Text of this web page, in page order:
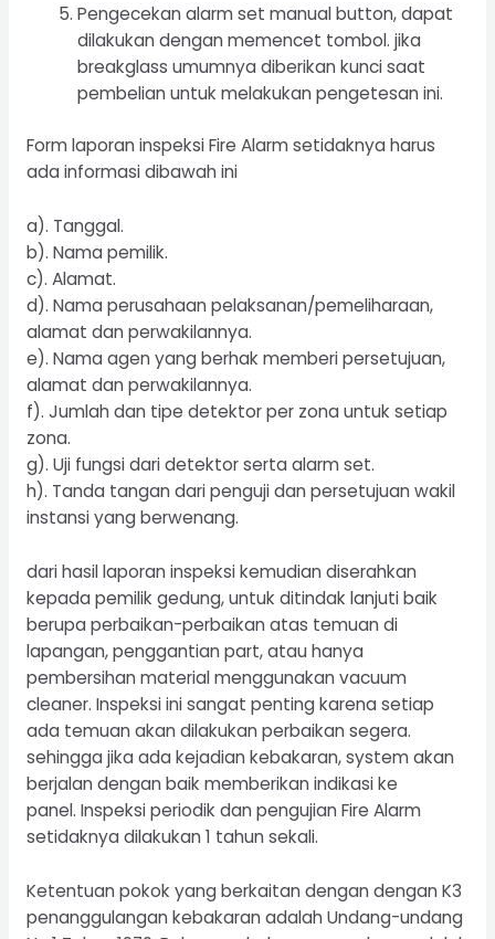
Pengecekan alarm set manual button, dapat
dilakukan dengan memencet tombol. jika
breakglass umumnya diberikan kunci saat
pembelian untuk melakukan pengetesan ini.
Form laporan inspeksi Fire Alarm setidaknya harus
ada informasi dibawah ini
a). Tanggal.
b). Nama pemilik.
c). Alamat.
d). Nama perusahaan pelaksanan/pemeliharaan,
alamat dan perwakilannya.
e). Nama agen yang berhak memberi persetujuan,
alamat dan perwakilannya.
f). Jumlah dan tipe detektor per zona untuk setiap
zona.
g). Uji fungsi dari detektor serta alarm set.
h). Tanda tangan dari penguji dan persetujuan wakil
instansi yang berwenang.
dari hasil laporan inspeksi kemudian diserahkan
kepada pemilik gedung, untuk ditindak lanjuti baik
berupa perbaikan-perbaikan atas temuan di
lapangan, penggantian part, atau hanya
pembersihan material menggunakan vacuum
cleaner. Inspeksi ini sangat penting karena setiap
ada temuan akan dilakukan perbaikan segera.
sehingga jika ada kejadian kebakaran, system akan
berjalan dengan baik memberikan indikasi ke
panel. Inspeksi periodik dan pengujian Fire Alarm
setidaknya dilakukan 1 tahun sekali.
Ketentuan pokok yang berkaitan dengan dengan K3
penanggulangan kebakaran adalah Undang-undang